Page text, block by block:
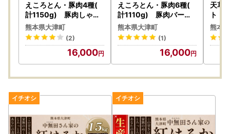
えころとん・豚肉4種(
計1150g) 豚肉しゃぶ
しゃぶセット《60日以
内に出荷予定(土日祝除
く)》熊本県産 有限会社
ファームヨシダ
熊本県大津町
(2)
16,000
えころとん・豚肉6種(
計1110g) 豚肉バーベ
キューセット《60日以
内に出荷予定(土日祝除
く)》熊本県産 有限会社
ファームヨシダ
熊本県大津町
(1)
16,000
天草
ト《
定(土
g【
ね・
株式
熊本